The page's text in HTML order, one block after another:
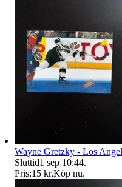
Wayne Gretzky - Los
Sluttid1 sep 10:44.
Pris:15 kr,Köp nu.